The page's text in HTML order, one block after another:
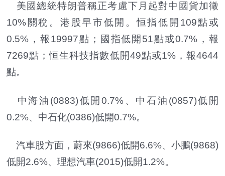
美國總統特朗普稱正考慮下月起對中國貨加徵
10%關稅。港股早市低開。恒指低開109點或
0.5%，報19997點；國指低開51點或0.7%，報
7269點；恒生科技指數低開49點或1%，報4644
點。
中海油(0883)低開0.7%、中石油(0857)低開
0.2%、中石化(0386)低開0.7%。
汽車股方面，蔚來(9866)低開6.6%、小鵬(9868)
低開2.6%、理想汽車(2015)低開1.2%。